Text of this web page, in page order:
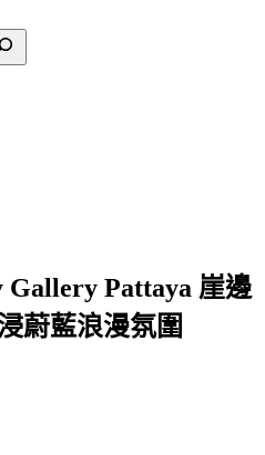
Gallery Pattaya 崖邊
蔚藍浪漫氛圍